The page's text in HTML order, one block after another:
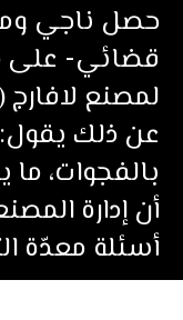
حصل ناجي
قضائي- على
لمصنع
عن ذلك يقول:
بالفجوات،
أن إدارة
أسئلة معدّة